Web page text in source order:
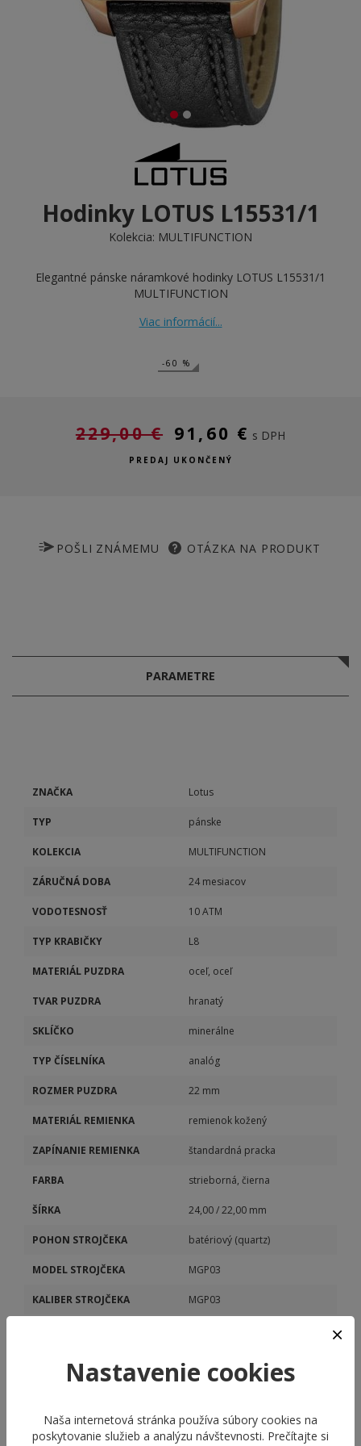
Hodinky LOTUS L15531/1
Kolekcia: MULTIFUNCTION
Elegantné pánske náramkové hodinky LOTUS L15531/1
MULTIFUNCTION
Viac informácií...
-60 %
229,00 € 91,60 € s DPH
PREDAJ UKONČENÝ
POŠLI ZNÁMEMU OTÁZKA NA PRODUKT
PARAMETRE
ZNAČKA Lotus
TYP pánske
KOLEKCIA MULTIFUNCTION
ZÁRUČNÁ DOBA 24 mesiacov
VODOTESNOSŤ 10 ATM
TYP KRABIČKY L8
MATERIÁL PUZDRA oceľ, oceľ
TVAR PUZDRA hranatý
SKLÍČKO minerálne
TYP ČÍSELNÍKA analóg
ROZMER PUZDRA 22 mm
MATERIÁL REMIENKA remienok kožený
ZAPÍNANIE REMIENKA štandardná pracka
FARBA strieborná, čierna
ŠÍRKA 24,00 / 22,00 mm
POHON STROJČEKA batériový (quartz)
MODEL STROJČEKA MGP03
KALIBER STROJČEKA MGP03
Nastavenie cookies
Naša internetová stránka používa súbory cookies na
poskytovanie služieb a analýzu návštevnosti. Prečítajte si